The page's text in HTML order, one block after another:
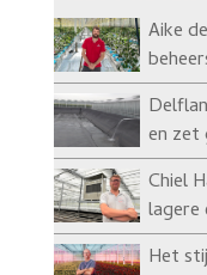
Aike
en zet
Chiel
lagere
Het